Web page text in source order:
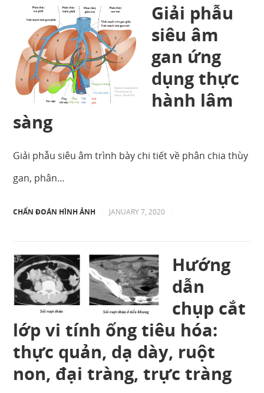
Giải phẫu
siêu âm
gan ứng
dụng thực
hành lâm
sàng
Giải phẫu siêu âm trình bày chi tiết về phân chia thùy
gan, phân…
CHẨN ĐOÁN HÌNH ẢNH JANUARY 7, 2020
Hướng
dẫn
chụp cắt
lớp vi tính ống tiêu hóa:
thực quản, dạ dày, ruột
non, đại tràng, trực tràng